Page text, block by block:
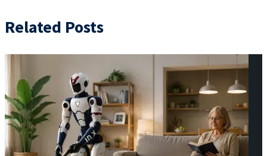
Related Posts